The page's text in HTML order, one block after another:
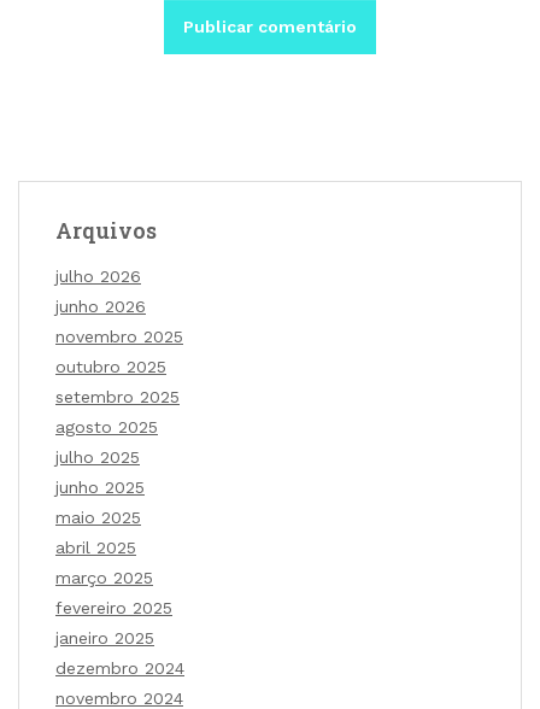
Arquivos
julho 2026
junho 2026
novembro 2025
outubro 2025
setembro 2025
agosto 2025
julho 2025
junho 2025
maio 2025
abril 2025
março 2025
fevereiro 2025
janeiro 2025
dezembro 2024
novembro 2024